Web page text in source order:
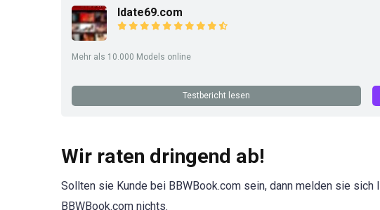
Idate69.com
Mehr als 10.000 Models online
Testbericht lesen
Wir raten dringend ab!
Sollten sie Kunde bei BBWBook.com sein, dann melden sie
BBWBook.com nichts.